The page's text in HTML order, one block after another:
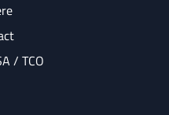
/ TCO